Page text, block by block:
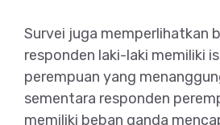
Survei juga memperlihatkan
responden laki-laki memiliki
perempuan yang
sementara responden
memiliki beban ganda